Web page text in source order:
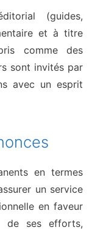
(guides,
et à titre
comme des
sont invités par
avec un esprit
en termes
un service
en faveur
de ses efforts,